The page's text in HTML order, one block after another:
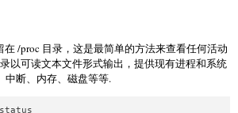
/proc 目录，这是最简单的方法来查看任何活动
以可读文本文件形式输出，提供现有进程和系统
中断、内存、磁盘等等.